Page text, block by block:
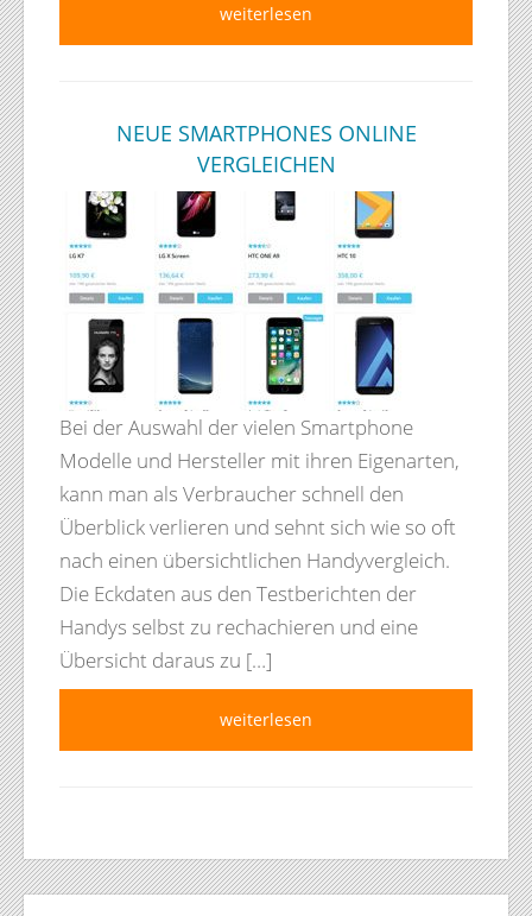
weiterlesen
NEUE SMARTPHONES ONLINE
VERGLEICHEN
Bei der Auswahl der vielen Smartphone
Modelle und Hersteller mit ihren Eigenarten,
kann man als Verbraucher schnell den
Überblick verlieren und sehnt sich wie so oft
nach einen übersichtlichen Handyvergleich.
Die Eckdaten aus den Testberichten der
Handys selbst zu rechachieren und eine
Übersicht daraus zu […]
weiterlesen